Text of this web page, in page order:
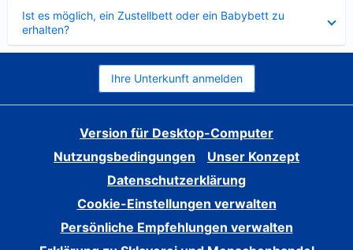
Ist es möglich, ein Zustellbett oder ein Babybett zu
erhalten?
Ihre Unterkunft anmelden
Version für Desktop-Computer
Nutzungsbedingungen
Unser Konzept
Datenschutzerklärung
Cookie-Einstellungen verwalten
Persönliche Empfehlungen verwalten